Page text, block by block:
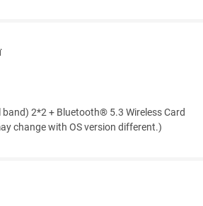
2*2 + Bluetooth® 5.3 Wireless Card
change with OS version different.)